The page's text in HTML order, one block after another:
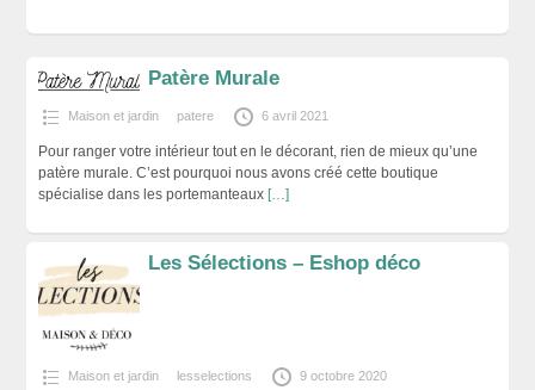
Patère Murale
Maison et jardin patere 6 avril 2021
Pour ranger votre intérieur tout en le décorant, rien de mieux qu’une
patère murale. C’est pourquoi nous avons créé cette boutique
spécialise dans les portemanteaux […]
Les Sélections – Eshop déco
Maison et jardin lesselections 9 octobre 2020